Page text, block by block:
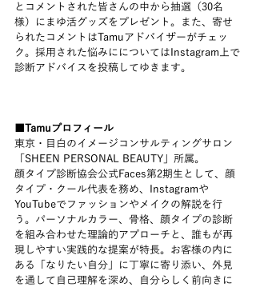
とコメントされた皆さんの中から抽選（30名
様）にまゆ活グッズをプレゼント。また、寄せ
られたコメントはTamuアドバイザーがチェッ
ク。採用された悩みにについてはInstagram上で
診断アドバイスを投稿してゆきます。
■Tamuプロフィール
東京・目白のイメージコンサルティングサロン
「SHEEN PERSONAL BEAUTY」所属。
顔タイプ診断協会公式Faces第2期生として、顔
タイプ・クール代表を務め、Instagramや
YouTubeでファッションやメイクの解説を行
う。パーソナルカラー、骨格、顔タイプの診断
を組み合わせた理論的アプローチと、誰もが再
現しやすい実践的な提案が特長。お客様の内に
ある「なりたい自分」に丁寧に寄り添い、外見
を通して自己理解を深め、自分らしく前向きに